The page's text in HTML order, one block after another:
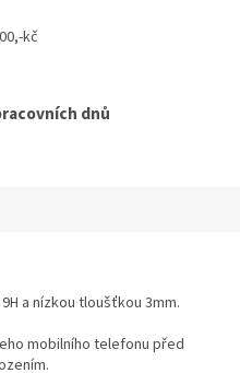
kč
dnů
a nízkou tloušťkou 3mm.
mobilního telefonu před